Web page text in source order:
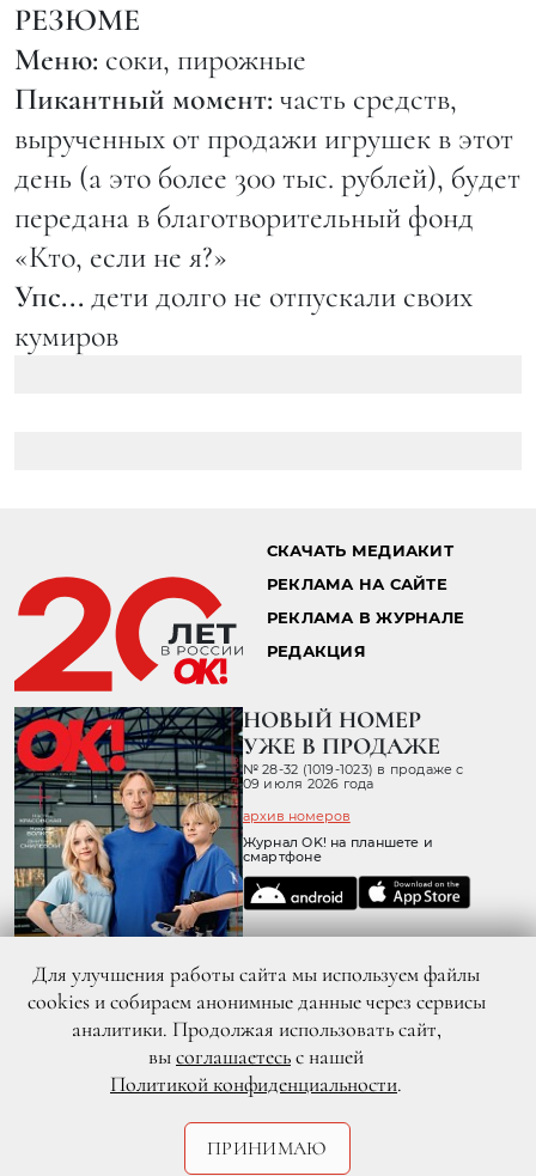
РЕЗЮМЕ
Меню: соки, пирожные
Пикантный момент: часть средств,
вырученных от продажи игрушек в этот
день (а это более 300 тыс. рублей), будет
передана в благотворительный фонд
«Кто, если не я?»
Упс... дети долго не отпускали своих
кумиров
СКАЧАТЬ МЕДИАКИТ
РЕКЛАМА НА САЙТЕ
РЕКЛАМА В ЖУРНАЛЕ
РЕДАКЦИЯ
НОВЫЙ НОМЕР
УЖЕ В ПРОДАЖЕ
№ 28-32 (1019-1023) в продаже с
09 июля 2026 года
архив номеров
Журнал OK! на планшете и
смартфоне
© 2026 ООО «ХИТ ТВ» Все права защищены. 16+
Согласие пользователя сайта на обработку персональных данных
Для улучшения работы сайта мы используем файлы
cookies и собираем анонимные данные через сервисы
аналитики. Продолжая использовать сайт,
высоглашаетесьс нашей
Политикой конфиденциальности.
ПРИНИМАЮ